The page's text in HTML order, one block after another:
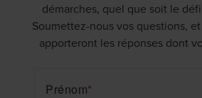
démarches, quel que soit le
Soumettez-nous vos questions,
apporteront les réponses dont
*
Prénom